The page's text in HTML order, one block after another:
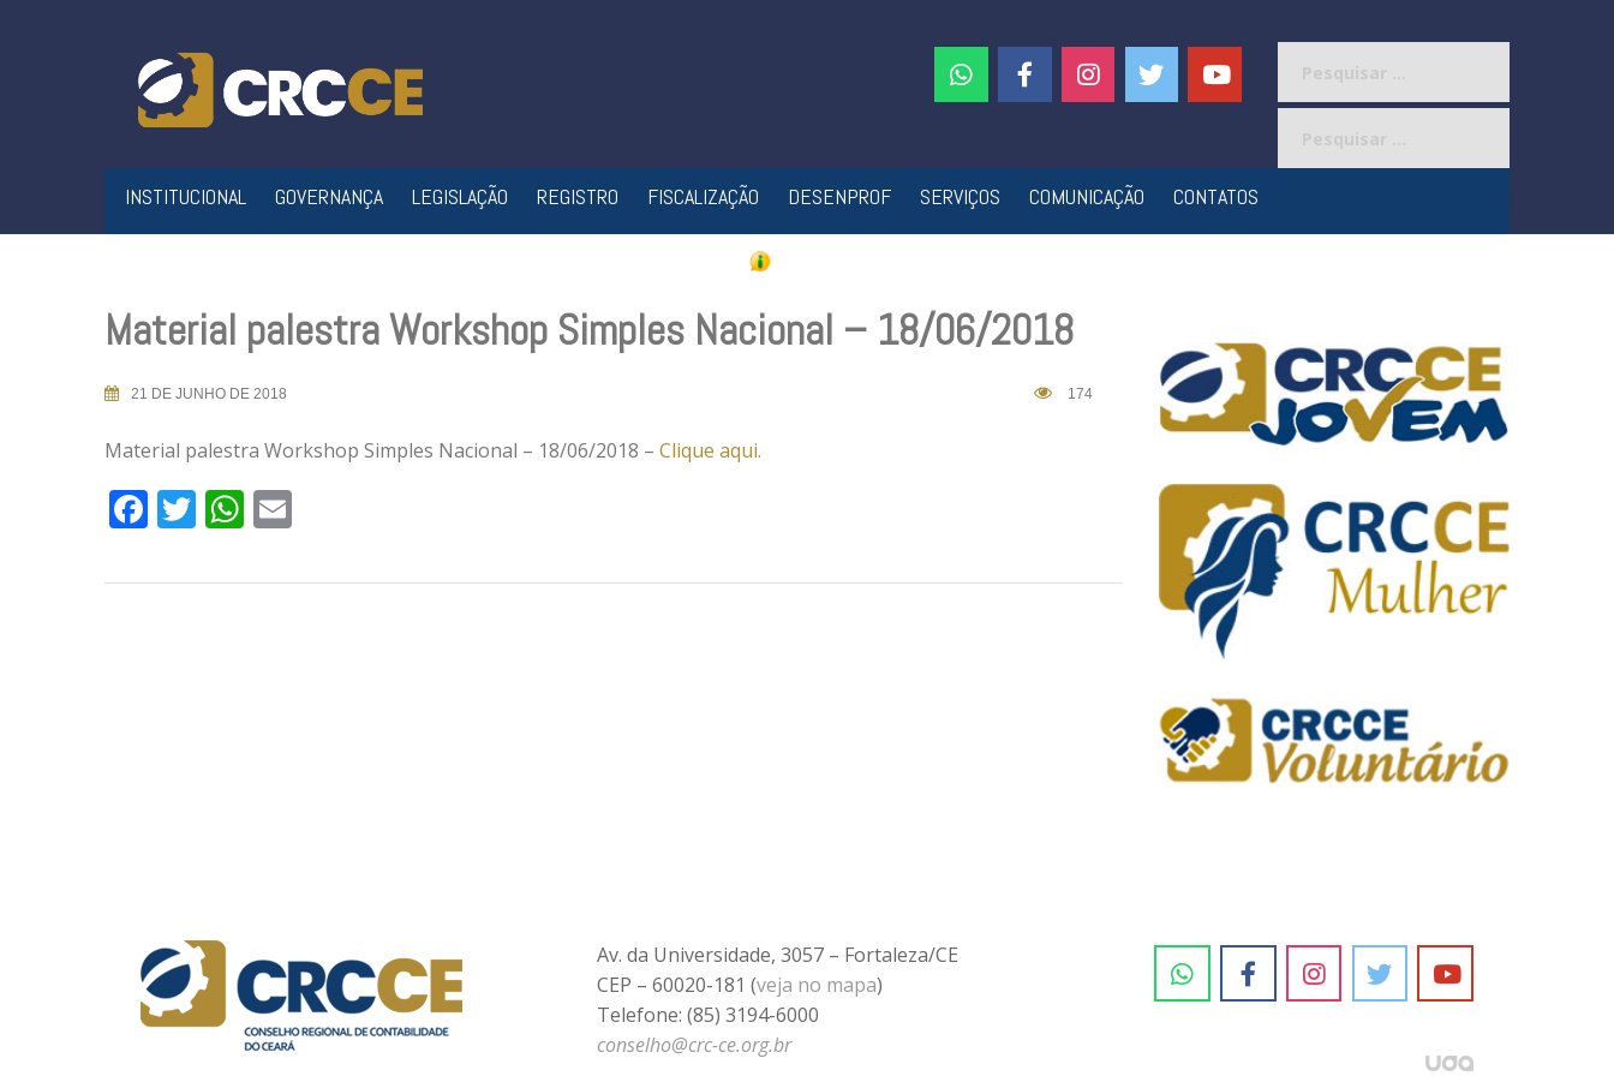
INSTITUCIONAL GOVERNANÇA LEGISLAÇÃO REGISTRO FISCALIZAÇÃO DESENPROF SERVIÇOS COMUNICAÇÃO CONTATOS
Material palestra Workshop Simples Nacional – 18/06/2018
21 DE JUNHO DE 2018 174
Material palestra Workshop Simples Nacional – 18/06/2018 – Clique aqui.
Facebook
TwitterWhatsApp
Av. da Universidade, 3057 – Fortaleza/CE
CEP – 60020-181 (veja no mapa)
Telefone: (85) 3194-6000
conselho@crc-ce.org.br